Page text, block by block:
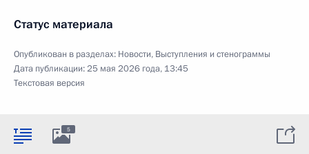
Статус материала
Опубликован в разделах: Новости, Выступления и стенограммы
Дата публикации:25 мая 2026 года, 13:45
Текстовая версия
5